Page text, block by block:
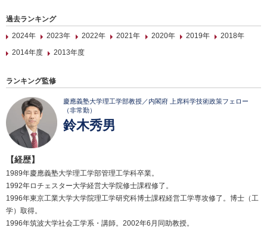
過去ランキング
2024年
2023年 2022年 2021年 2020年 2019年
2018年
2014年度
2013年度
ランキング監修
慶應義塾大学理工学部教授／内閣府 上席科学技術政策フェロー
（非常勤）
鈴木秀男
【経歴】
1989年慶應義塾大学理工学部管理工学科卒業。
1992年ロチェスター大学経営大学院修士課程修了。
1996年東京工業大学大学院理工学研究科博士課程経営工学専攻修了。博士（工
学）取得。
1996年筑波大学社会工学系・講師。2002年6月同助教授。